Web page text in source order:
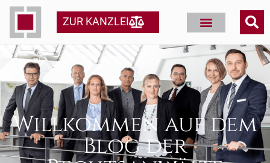
ZUR KANZLEI
Willkommen auf dem
Blog der